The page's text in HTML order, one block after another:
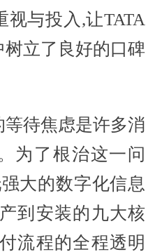
与投入,让TATA
立了良好的口碑
待焦虑是许多消
为了根治这一问
大的数字化信息
到安装的九大核
流程的全程透明